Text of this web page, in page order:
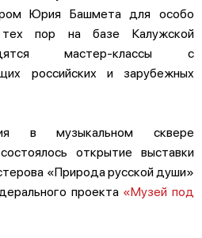
Юрия Башмета для особо
пор на базе Калужской
мастер-классы с
российских и зарубежных
в музыкальном сквере
открытие выставки
«Природа русской души»
проекта «Музей под